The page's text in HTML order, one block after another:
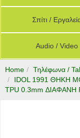
Σπίτι /
Audio / Video
Home Τηλέφωνα /
IDOL 1991 ΘΗΚΗ
TPU 0.3mm ΔΙΑΦΑΝΗ